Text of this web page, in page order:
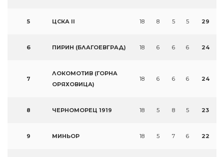
5 ЦСКА II 18 8 5 5 29
6 ПИРИН (БЛАГОЕВГРАД) 18 6 6 6 24
7
ЛОКОМОТИВ (ГОРНА
ОРЯХОВИЦА)
18 6 6 6 24
8 ЧЕРНОМОРЕЦ 1919 18 5 8 5 23
9 МИНЬОР 18 5 7 6 22